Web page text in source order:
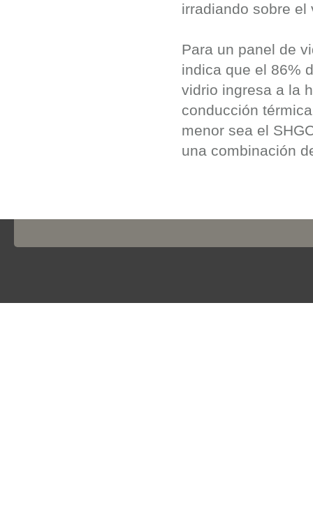
irradiando sobre el
Para un panel de
indica que el 86%
vidrio ingresa a la
conducción
menor sea el
una combinación